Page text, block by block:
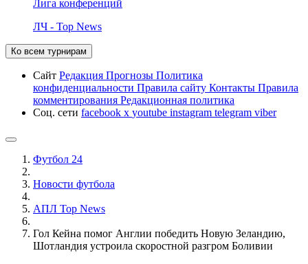
Лига конференций
ЛЧ - Top News
Ко всем турнирам
Сайт Редакция Прогнозы Политика
конфиденциальности Правила сайту Контакты Правила
комментирования Редакционная политика
Соц. сети facebook x youtube instagram telegram viber
Футбол 24
Новости футбола
АПЛ Top News
Гол Кейна помог Англии победить Новую Зеландию,
Шотландия устроила скоростной разгром Боливии